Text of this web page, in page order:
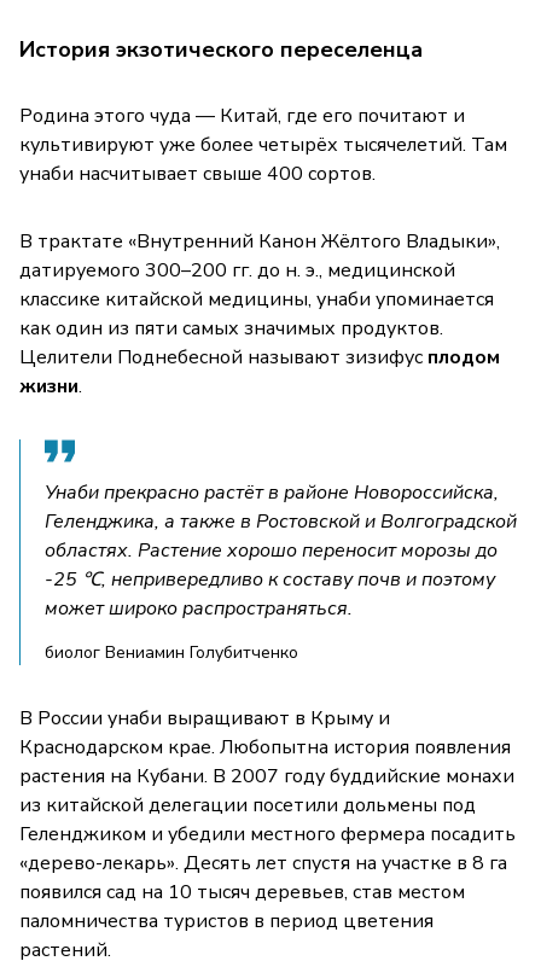
История экзотического переселенца
Родина этого чуда — Китай, где его почитают и
культивируют уже более четырёх тысячелетий. Там
унаби насчитывает свыше 400 сортов.
В трактате «Внутренний Канон Жёлтого Владыки»,
датируемого 300–200 гг. до н. э., медицинской
классике китайской медицины, унаби упоминается
как один из пяти самых значимых продуктов.
Целители Поднебесной называют зизифус плодом
жизни.
Унаби прекрасно растёт в районе Новороссийска,
Геленджика, а также в Ростовской и Волгоградской
областях. Растение хорошо переносит морозы до
-25 ℃, непривередливо к составу почв и поэтому
может широко распространяться.
биолог Вениамин Голубитченко
В России унаби выращивают в Крыму и
Краснодарском крае. Любопытна история появления
растения на Кубани. В 2007 году буддийские монахи
из китайской делегации посетили дольмены под
Геленджиком и убедили местного фермера посадить
«дерево-лекарь». Десять лет спустя на участке в 8 га
появился сад на 10 тысяч деревьев, став местом
паломничества туристов в период цветения
растений.